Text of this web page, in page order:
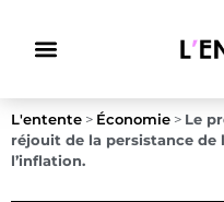
L'entente > Économie > Le
réjouit de la persistance de
l’inflation.